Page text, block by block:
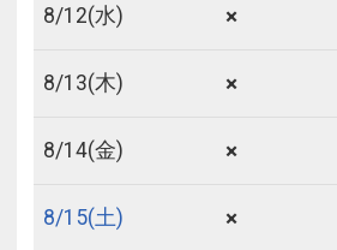
8/12(水) ×
8/13(木) ×
8/14(金) ×
8/15(土) ×